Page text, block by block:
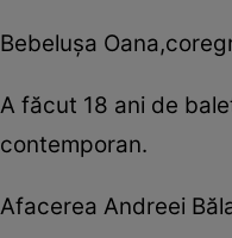
Bebeluşa
A făcut 18 ani de
contemporan.
Afacerea Andreei